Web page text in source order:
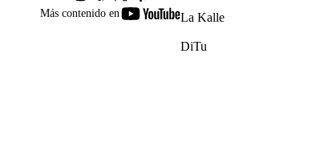
Más contenido en
youtube-
La Kalle
DiTu